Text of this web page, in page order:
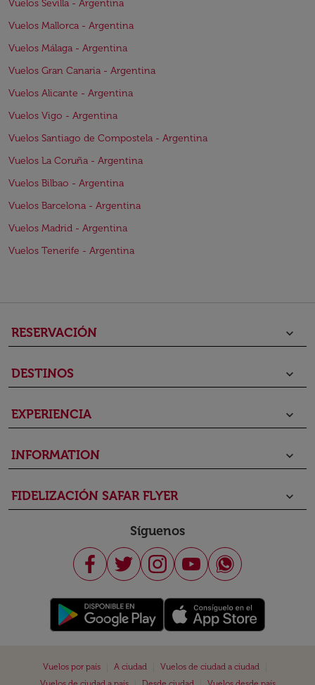
Vuelos Sevilla - Argentina
Vuelos Mallorca - Argentina
Vuelos Málaga - Argentina
Vuelos Gran Canaria - Argentina
Vuelos Alicante - Argentina
Vuelos Vigo - Argentina
Vuelos Santiago de Compostela - Argentina
Vuelos La Coruña - Argentina
Vuelos Bilbao - Argentina
Vuelos Barcelona - Argentina
Vuelos Madrid - Argentina
Vuelos Tenerife - Argentina
RESERVACIÓN keyboard_arrow_down
DESTINOS keyboard_arrow_down
EXPERIENCIA keyboard_arrow_down
INFORMATION keyboard_arrow_down
FIDELIZACIÓN SAFAR FLYER keyboard_arrow_down
Síguenos
Vuelos por país A ciudad Vuelos de ciudad a ciudad